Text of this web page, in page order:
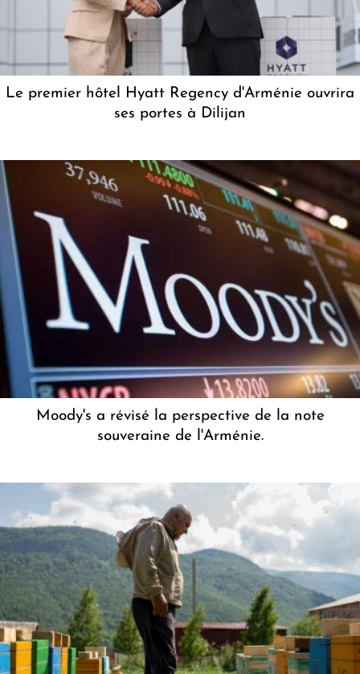
Le premier hôtel Hyatt Regency d'Arménie ouvrira
ses portes à Dilijan
Moody's a révisé la perspective de la note
souveraine de l'Arménie.